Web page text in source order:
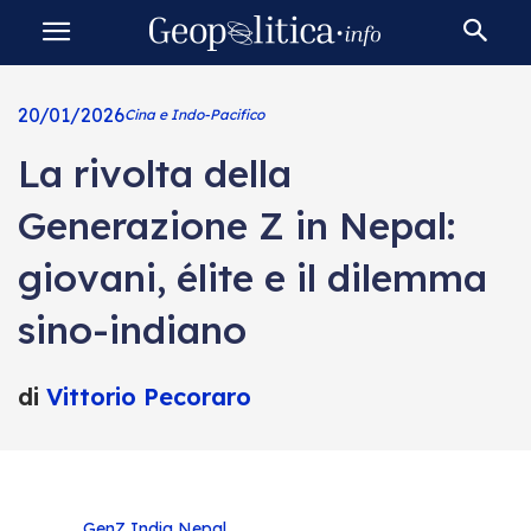
20/01/2026Cina e Indo-Pacifico
La rivolta della
Generazione Z in Nepal:
giovani, élite e il dilemma
sino-indiano
di Vittorio Pecoraro